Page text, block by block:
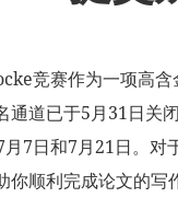
竞赛作为一项高
通道已于5月31日关
月7日和7月21日。对
你顺利完成论文的写